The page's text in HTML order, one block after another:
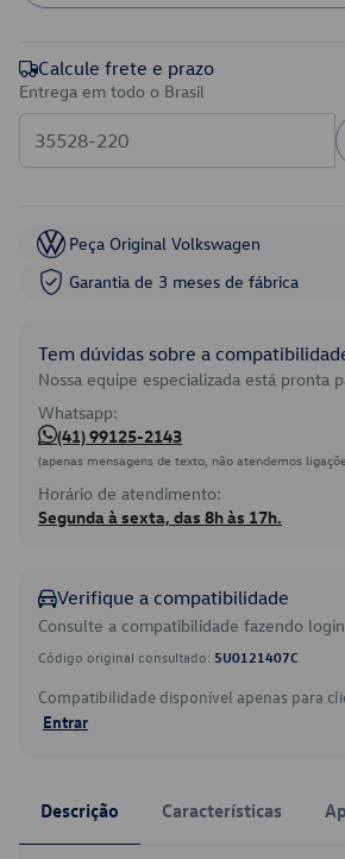
Calcule frete e prazo
Entrega em todo o Brasil
Peça Original Volkswagen
Garantia de 3 meses de fábrica
Tem dúvidas sobre a
Nossa equipe especializada está pronta
Whatsapp:
(41) 99125-2143
(apenas mensagens de texto, não atendemos
Horário de atendimento:
Segunda à sexta, das 8h às 17h.
Verifique a compatibilidade
Consulte a compatibilidade fazendo
Código original consultado: 5U0121407C
Compatibilidade disponível apenas para
Entrar
Descrição Características